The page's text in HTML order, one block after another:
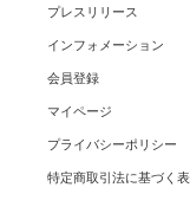
プレスリリース
インフォメーション
会員登録
マイページ
プライバシーポリシー
特定商取引法に基づく